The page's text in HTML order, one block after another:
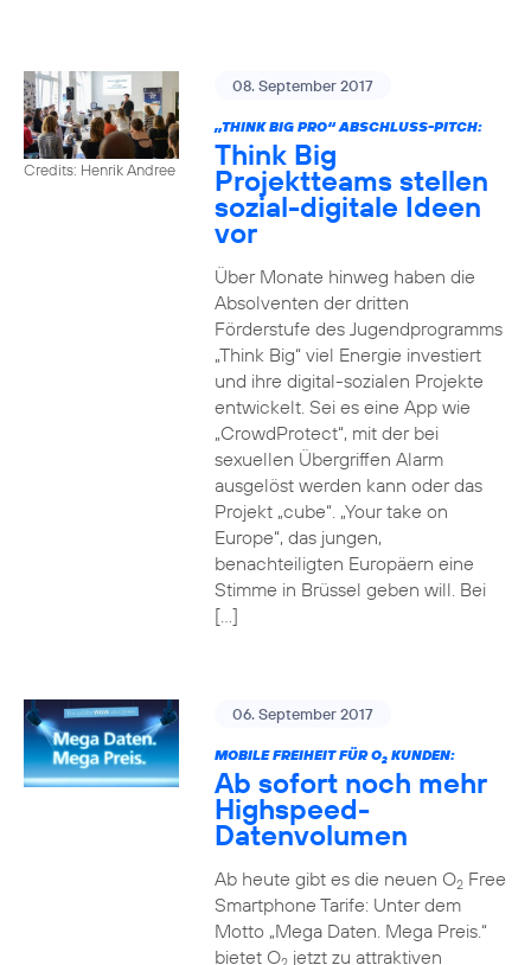
Credits: Henrik Andree
08. September 2017
„THINK BIG PRO“ ABSCHLUSS-PITCH:
Think Big
Projektteams stellen
sozial-digitale Ideen
vor
Über Monate hinweg haben die
Absolventen der dritten
Förderstufe des Jugendprogramms
„Think Big“ viel Energie investiert
und ihre digital-sozialen Projekte
entwickelt. Sei es eine App wie
„CrowdProtect“, mit der bei
sexuellen Übergriffen Alarm
ausgelöst werden kann oder das
Projekt „cube“. „Your take on
Europe“, das jungen,
benachteiligten Europäern eine
Stimme in Brüssel geben will. Bei
[…]
06. September 2017
MOBILE FREIHEIT FÜR O2KUNDEN:
Ab sofort noch mehr
Highspeed-
Datenvolumen
Ab heute gibt es die neuen O2Free
Smartphone Tarife: Unter dem
Motto „Mega Daten. Mega Preis.“
bietet O jetzt zu attraktiven